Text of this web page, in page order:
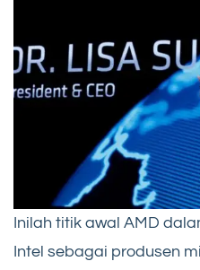
Inilah titik awal AMD
Intel sebagai produsen